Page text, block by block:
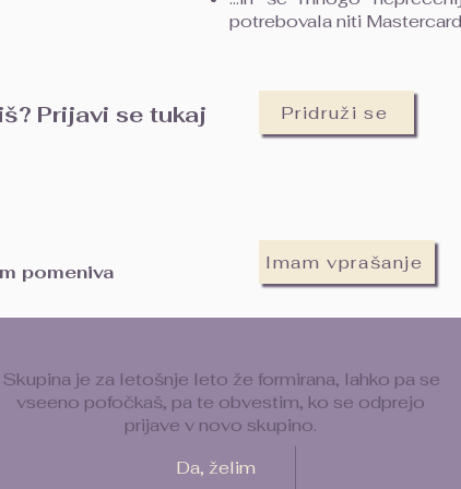
potrebovala niti
Prijavi se tukaj Pridruži se
pomeniva
Imam vprašanje
Skupina je za letošnje leto že formirana, lahko pa se
vseeno pofočkaš, pa te obvestim, ko se odprejo
prijave v novo skupino.
Da, želim